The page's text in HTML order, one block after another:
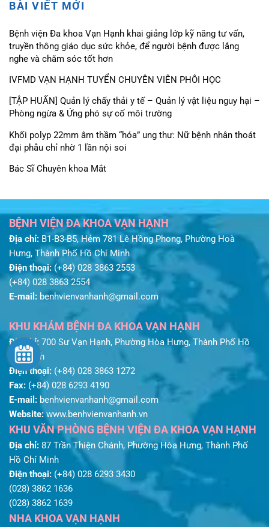
BÀI VIẾT MỚI
Bệnh viện Đa khoa Vạn Hạnh khai giảng lớp kỹ năng tư vấn,
truyền thông giáo dục sức khỏe, để người bệnh được lắng
nghe và chăm sóc tốt hơn
IVFMD VẠN HẠNH TUYỂN CHUYÊN VIÊN PHÔI HỌC
[TẬP HUẤN] Quản lý chấy thải y tế – Quản lý vật liệu nguy hại –
Phòng ngừa & Ứng phó sự cố môi trường
Khối polyp 22mm âm thầm “hóa” ung thư: Nữ bệnh nhân thoát
đại phẫu chỉ nhờ 1 lần nội soi
Bác Sĩ Chuyên khoa Mắt
BỆNH VIỆN ĐA KHOA VẠN HẠNH
Địa chỉ: B1-B3-B5, Hẻm 781 Lê Hồng Phong, Phường Hoà
Hưng, Thành Phố Hồ Chí Minh
Điện thoại: (+84) 028 3863 2553
(+84) 028 3863 2554
E-mail: benhvienvanhanh@gmail.com
KHU KHÁM BỆNH ĐA KHOA VẠN HẠNH
Địa chỉ: 700 Sư Vạn Hạnh, Phường Hòa Hưng, Thành Phố Hồ
Chí Minh
Điện thoại: (+84) 028 3863 1272
Fax: (+84) 028 6293 4190
E-mail: benhvienvanhanh@gmail.com
Website:www.benhvienvanhanh.vn
KHU VĂN PHÒNG BỆNH VIỆN ĐA KHOA VẠN HẠNH
Địa chỉ: 87 Trần Thiện Chánh, Phường Hòa Hưng, Thành Phố
Hồ Chí Minh
Điện thoại: (+84) 028 6293 3430
(028) 3862 1636
(028) 3862 1639
NHA KHOA VẠN HẠNH